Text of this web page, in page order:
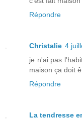
Répondre
Christalie 4
je n'ai pas
maison ça doit
Répondre
La tendresse